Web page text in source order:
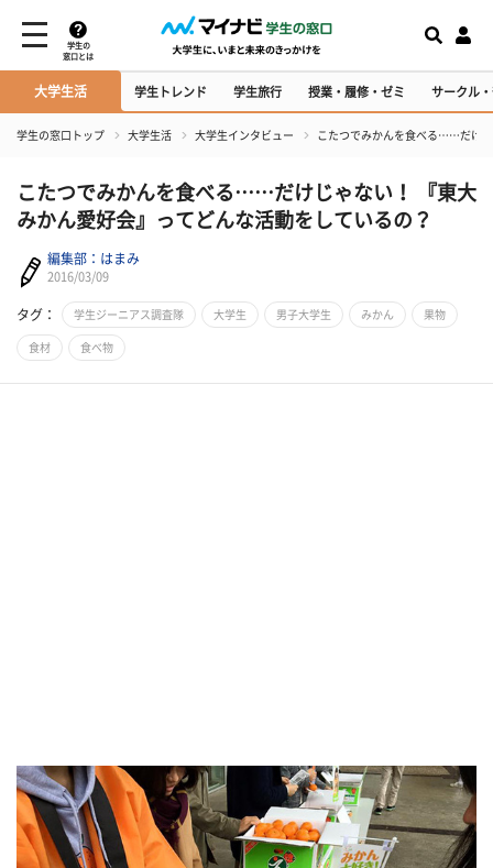
学生の
窓口とは
大学生活 学生トレンド 学生旅行 授業・履修・ゼミ サークル
学生の窓口トップ 大学生活 大学生インタビュー こたつでみかんを食べる……だけじ
こたつでみかんを食べる……だけじゃない！ 『東大
みかん愛好会』ってどんな活動をしているの？
編集部：はまみ
2016/03/09
タグ： 学生ジーニアス調査隊 大学生 男子大学生 みかん 果物
食材 食べ物